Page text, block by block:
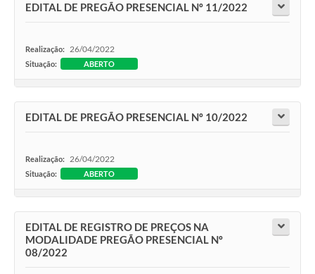
EDITAL DE PREGÃO PRESENCIAL Nº 11/2022
Realização: 26/04/2022
Situação: ABERTO
EDITAL DE PREGÃO PRESENCIAL Nº 10/2022
Realização: 26/04/2022
Situação: ABERTO
EDITAL DE REGISTRO DE PREÇOS NA
MODALIDADE PREGÃO PRESENCIAL Nº
08/2022